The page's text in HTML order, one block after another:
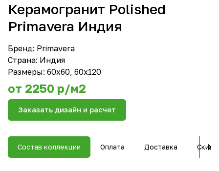
Керамогранит Polished
Primavera Индия
Бренд: Primavera
Страна: Индия
Размеры: 60х60, 60х120
от 2250 р/м2
Заказать дизайн и расчет
Состав коллекции Оплата Доставка